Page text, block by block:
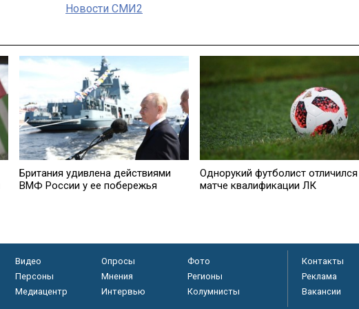
Новости СМИ2
Британия удивлена действиями
ВМФ России у ее побережья
Однорукий футболист
матче квалификации ЛК
Видео Опросы
Фото
Персоны
Мнения
Регионы
Медиацентр
Интервью Колумнисты
Контакты
Реклама
Вакансии